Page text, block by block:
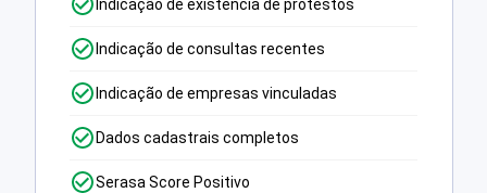
Indicação de existência de protestos
Indicação de consultas recentes
Indicação de empresas vinculadas
Dados cadastrais completos
Serasa Score Positivo